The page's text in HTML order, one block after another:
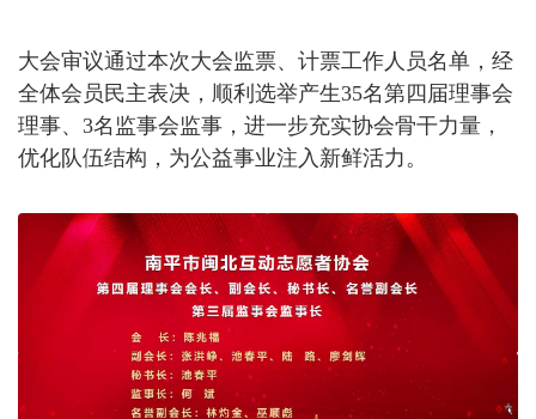
大会审议通过本次大会监票、计票工作人员名单，经
全体会员民主表决，顺利选举产生35名第四届理事会
理事、3名监事会监事，进一步充实协会骨干力量，
优化队伍结构，为公益事业注入新鲜活力。